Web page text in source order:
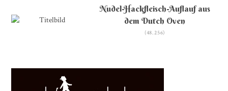
Nudel-Hackfleisch-Auflauf aus
dem Dutch Oven
(48.256)